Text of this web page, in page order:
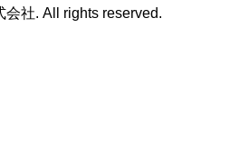
社. All rights reserved.